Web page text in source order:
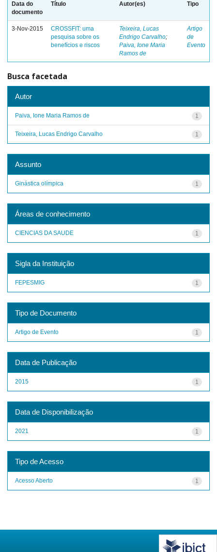
Data do
documento
Título Autor(es) Tipo
3-Nov-2015
CROSSFIT: uma
pesquisa sobre os
benefícios e riscos
Teixeira, Lucas
Endrigo Carvalho;
Paiva, Ione Maria
Ramos de
Artigo
de
Evento
Busca facetada
Autor
1
Paiva, Ione Maria Ramos de
1
Teixeira, Lucas Endrigo Carvalho
Assunto
1
Ginástica olímpica
Áreas de conhecimento
1
CIENCIAS DA SAUDE
Sigla da Instituição
1
FEPESMIG
Tipo de Documento
1
Artigo de Evento
Data de Publicação
1
2015
Data de Disponibilização
1
2021
Tipo de Acesso
1
Acesso Aberto